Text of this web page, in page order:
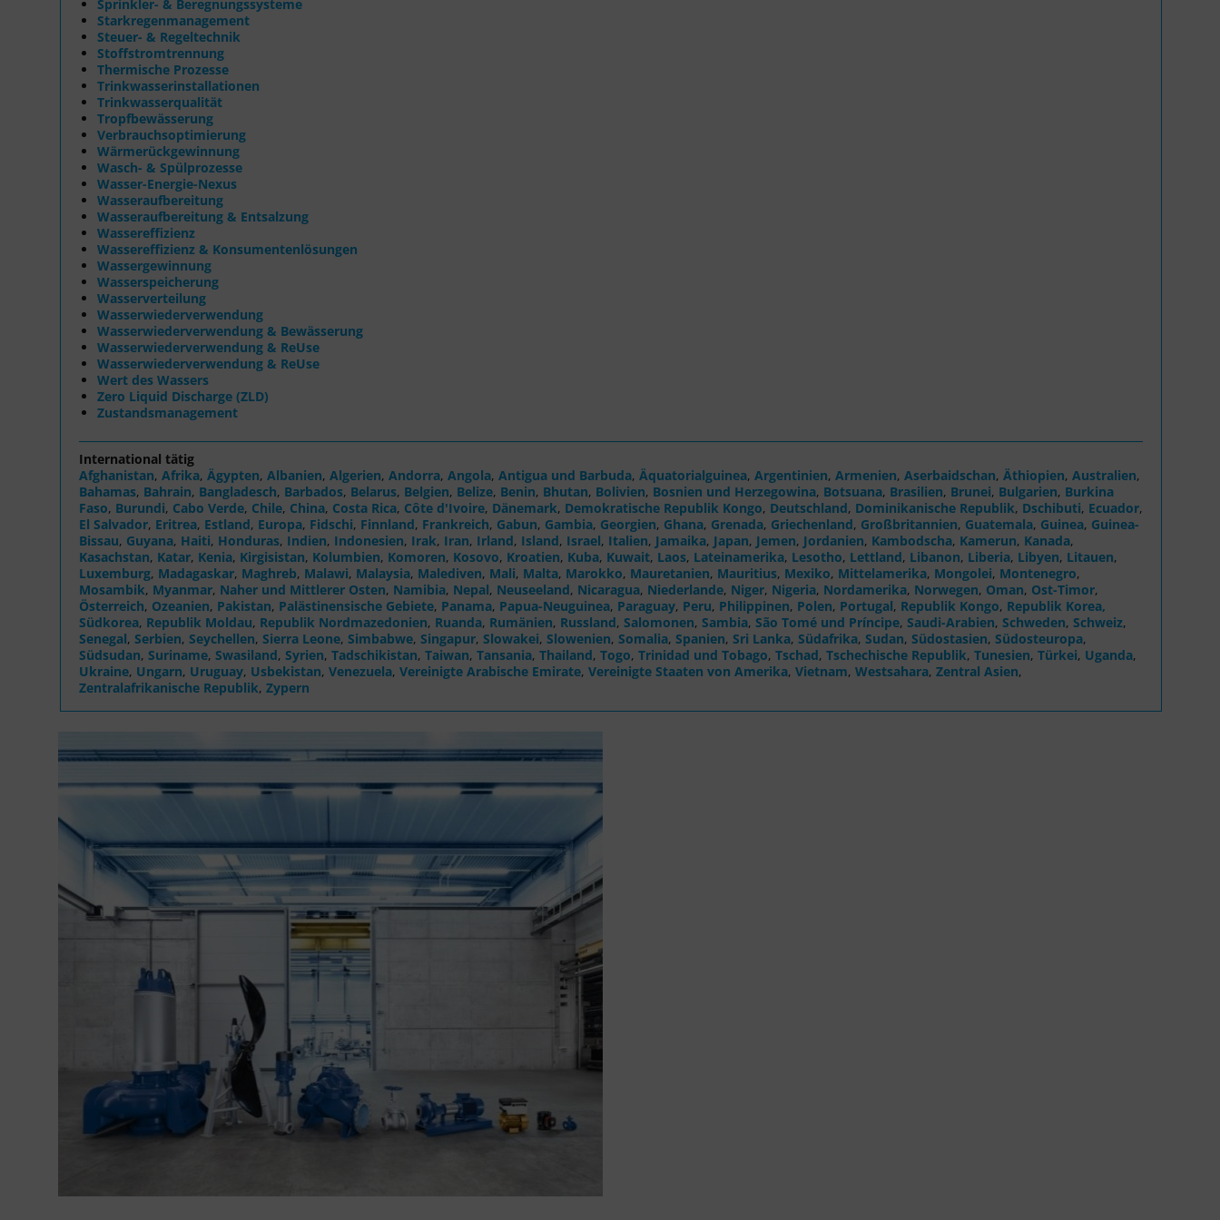
Sprinkler- & Beregnungssysteme
Starkregenmanagement
Steuer- & Regeltechnik
Stoffstromtrennung
Thermische Prozesse
Trinkwasserinstallationen
Trinkwasserqualität
Tropfbewässerung
Verbrauchsoptimierung
Wärmerückgewinnung
Wasch- & Spülprozesse
Wasser-Energie-Nexus
Wasseraufbereitung
Wasseraufbereitung & Entsalzung
Wassereffizienz
Wassereffizienz & Konsumentenlösungen
Wassergewinnung
Wasserspeicherung
Wasserverteilung
Wasserwiederverwendung
Wasserwiederverwendung & Bewässerung
Wasserwiederverwendung & ReUse
Wasserwiederverwendung & ReUse
Wert des Wassers
Zero Liquid Discharge (ZLD)
Zustandsmanagement
International tätig
Afghanistan, Afrika, Ägypten, Albanien, Algerien, Andorra, Angola, Antigua und Barbuda, Äquatorialguinea, Argentinien, Armenien, Aserbaidschan, Äthiopien, Australien,
Bahamas, Bahrain, Bangladesch, Barbados, Belarus, Belgien, Belize, Benin, Bhutan, Bolivien, Bosnien und Herzegowina, Botsuana, Brasilien, Brunei, Bulgarien, Burkina
Faso, Burundi, Cabo Verde, Chile, China, Costa Rica, Côte d'Ivoire, Dänemark, Demokratische Republik Kongo, Deutschland, Dominikanische Republik, Dschibuti, Ecuador,
El Salvador, Eritrea, Estland, Europa, Fidschi, Finnland, Frankreich, Gabun, Gambia, Georgien, Ghana, Grenada, Griechenland, Großbritannien, Guatemala, Guinea, Guinea-
Bissau, Guyana, Haiti, Honduras, Indien, Indonesien, Irak, Iran, Irland, Island, Israel, Italien, Jamaika, Japan, Jemen, Jordanien, Kambodscha, Kamerun, Kanada,
Kasachstan, Katar, Kenia, Kirgisistan, Kolumbien, Komoren, Kosovo, Kroatien, Kuba, Kuwait, Laos, Lateinamerika, Lesotho, Lettland, Libanon, Liberia, Libyen, Litauen,
Luxemburg, Madagaskar, Maghreb, Malawi, Malaysia, Malediven, Mali, Malta, Marokko, Mauretanien, Mauritius, Mexiko, Mittelamerika, Mongolei, Montenegro,
Mosambik, Myanmar, Naher und Mittlerer Osten, Namibia, Nepal, Neuseeland, Nicaragua, Niederlande, Niger, Nigeria, Nordamerika, Norwegen, Oman, Ost-Timor,
Österreich, Ozeanien, Pakistan, Palästinensische Gebiete, Panama, Papua-Neuguinea, Paraguay, Peru, Philippinen, Polen, Portugal, Republik Kongo, Republik Korea,
Südkorea, Republik Moldau, Republik Nordmazedonien, Ruanda, Rumänien, Russland, Salomonen, Sambia, São Tomé und Príncipe, Saudi-Arabien, Schweden, Schweiz,
Senegal, Serbien, Seychellen, Sierra Leone, Simbabwe, Singapur, Slowakei, Slowenien, Somalia, Spanien, Sri Lanka, Südafrika, Sudan, Südostasien, Südosteuropa,
Südsudan, Suriname, Swasiland, Syrien, Tadschikistan, Taiwan, Tansania, Thailand, Togo, Trinidad und Tobago, Tschad, Tschechische Republik, Tunesien, Türkei, Uganda,
Ukraine, Ungarn, Uruguay, Usbekistan, Venezuela, Vereinigte Arabische Emirate, Vereinigte Staaten von Amerika, Vietnam, Westsahara, Zentral Asien,
Zentralafrikanische Republik, Zypern